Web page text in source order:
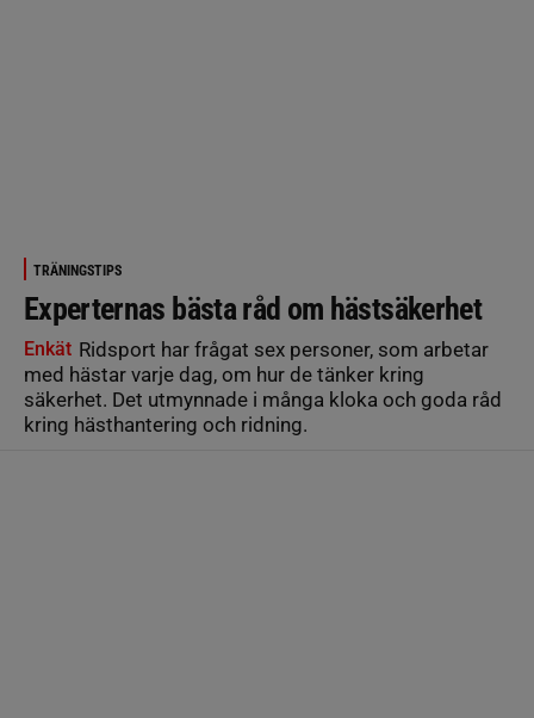
TRÄNINGSTIPS
Experternas bästa råd om hästsäkerhet
Enkät Ridsport har frågat sex personer, som arbetar
med hästar varje dag, om hur de tänker kring
säkerhet. Det utmynnade i många kloka och goda råd
kring hästhantering och ridning.